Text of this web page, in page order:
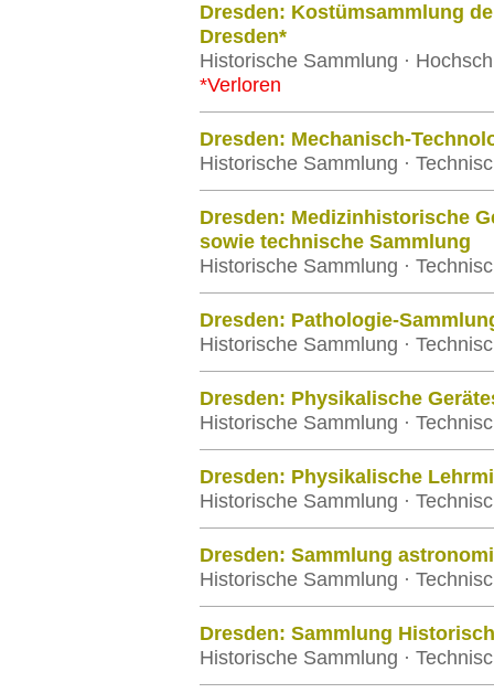
Dresden: Kostümsammlung
Dresden*
Historische Sammlung ·
*Verloren
Dresden: Mechanisch-
Historische Sammlung ·
Dresden: Medizinhistorische
sowie technische Sammlung
Historische Sammlung ·
Dresden: Pathologie-
Historische Sammlung ·
Dresden: Physikalische
Historische Sammlung ·
Dresden: Physikalische
Historische Sammlung ·
Dresden: Sammlung
Historische Sammlung ·
Dresden: Sammlung
Historische Sammlung ·